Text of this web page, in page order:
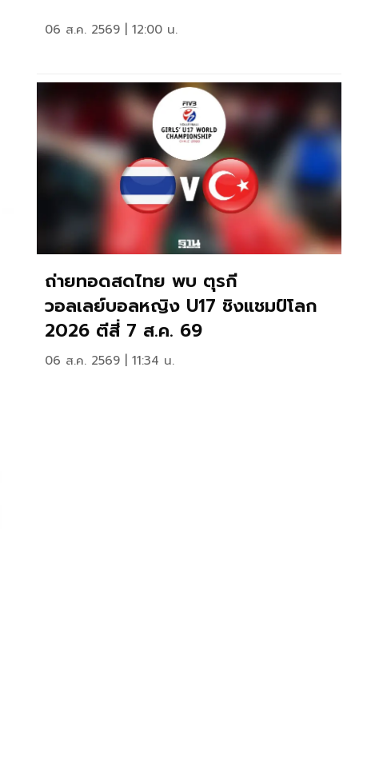
06 ส.ค. 2569 | 12:00 น.
ถ่ายทอดสดไทย พบ ตุรกี
วอลเลย์บอลหญิง U17 ชิงแชมป์โลก
2026 ตีสี่ 7 ส.ค. 69
06 ส.ค. 2569 | 11:34 น.